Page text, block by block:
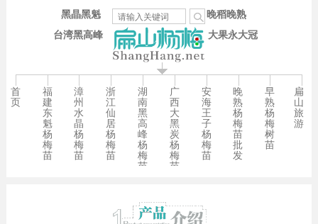
台湾黑高峰
晚稻晚熟
大果永大冠
黑晶黑魁
首
页
福
建
东
魁
杨
梅
苗
漳
州
水
晶
杨
梅
苗
浙
江
仙
居
杨
梅
苗
湖
南
黑
高
峰
杨
梅
苗
广
西
大
黑
炭
杨
梅
苗
安
海
王
子
杨
梅
苗
晚
熟
杨
梅
苗
批
发
早
熟
杨
梅
树
苗
扁
山
旅
游